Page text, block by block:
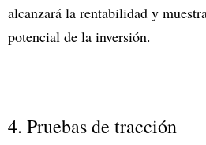
alcanzará la rentabilidad y
potencial de la inversión.
4. Pruebas de tracción